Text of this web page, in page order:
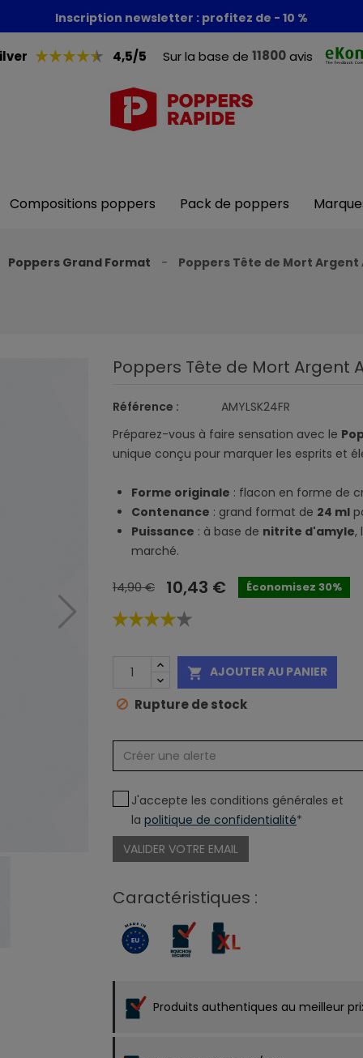
Foire aux poppers : - 30% + 1 poppers offert
Inscription newsletter : profitez de - 10 %
4,5/5 Sur la base de 11800avis
Compositions poppers Pack de poppers
Poppers Grand Format Poppers Tête de Mort Argent
Poppers Tête de Mort Argent
Référence :
AMYLSK24FR
Préparez-vous à faire sensation avec le
unique conçu pour marquer les esprits et
Forme originale : flacon en forme de
Contenance : grand format de 24 ml
Puissance : à base de nitrite d'amyle,
marché.
14,90 € 10,43 € Économisez 30%
 AJOUTER AU PANIER
Rupture de stock
J'accepte les conditions générales et
la politique de confidentialité*
VALIDER VOTRE EMAIL
Caractéristiques :
Produits authentiques au meilleur